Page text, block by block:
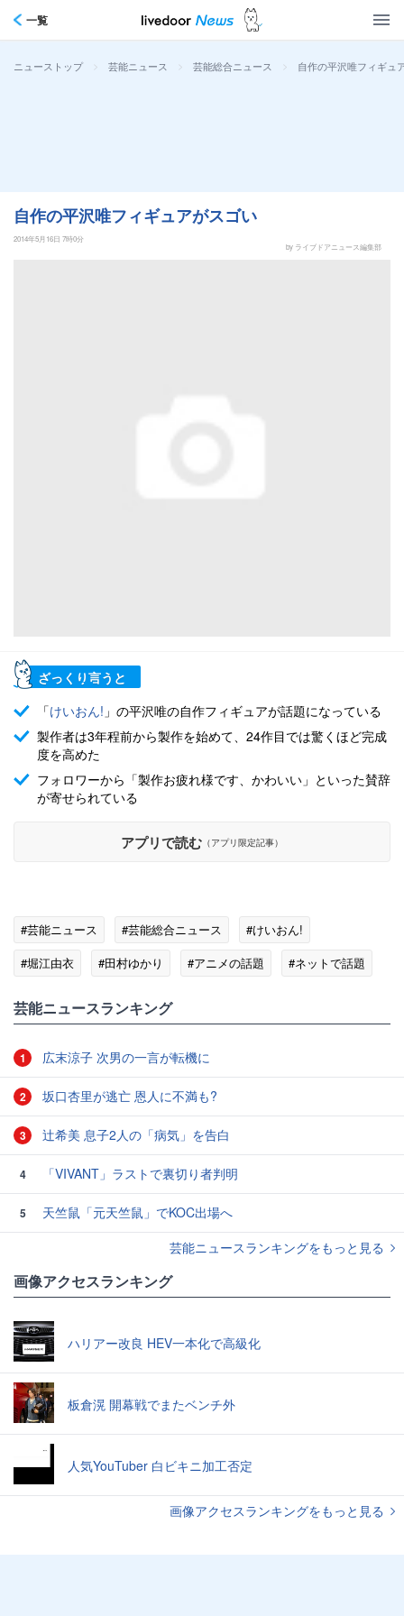
一覧
ニューストップ > 芸能ニュース > 芸能総合ニュース > 自作の平沢唯フィギュ
自作の平沢唯フィギュアがスゴい
2014年5月16日 7時0分
by ライブドアニュース編集部
ざっくり言うと
「けいおん! 」の平沢唯の自作フィギュアが話題になっている
製作者は3年程前から製作を始めて、24作目では驚くほど完成
度を高めた
フォロワーから「製作お疲れ様です、かわいい」といった賛辞
が寄せられている
アプリで読む （アプリ限定記事）
#芸能ニュース #芸能総合ニュース
#けいおん!
#堀江由衣
#田村ゆかり #アニメの話題 #ネットで話題
芸能ニュースランキング
1 広末涼子 次男の一言が転機に
2 坂口杏里が逃亡 恩人に不満も?
3 辻希美 息子2人の「病気」を告白
4 「VIVANT」ラストで裏切り者判明
5
天竺鼠「元天竺鼠」でKOC出場へ
芸能ニュースランキングをもっと見る
画像アクセスランキング
ハリアー改良 HEV一本化で高級化
板倉滉 開幕戦でまたベンチ外
人気YouTuber 白ビキニ加工否定
画像アクセスランキングをもっと見る